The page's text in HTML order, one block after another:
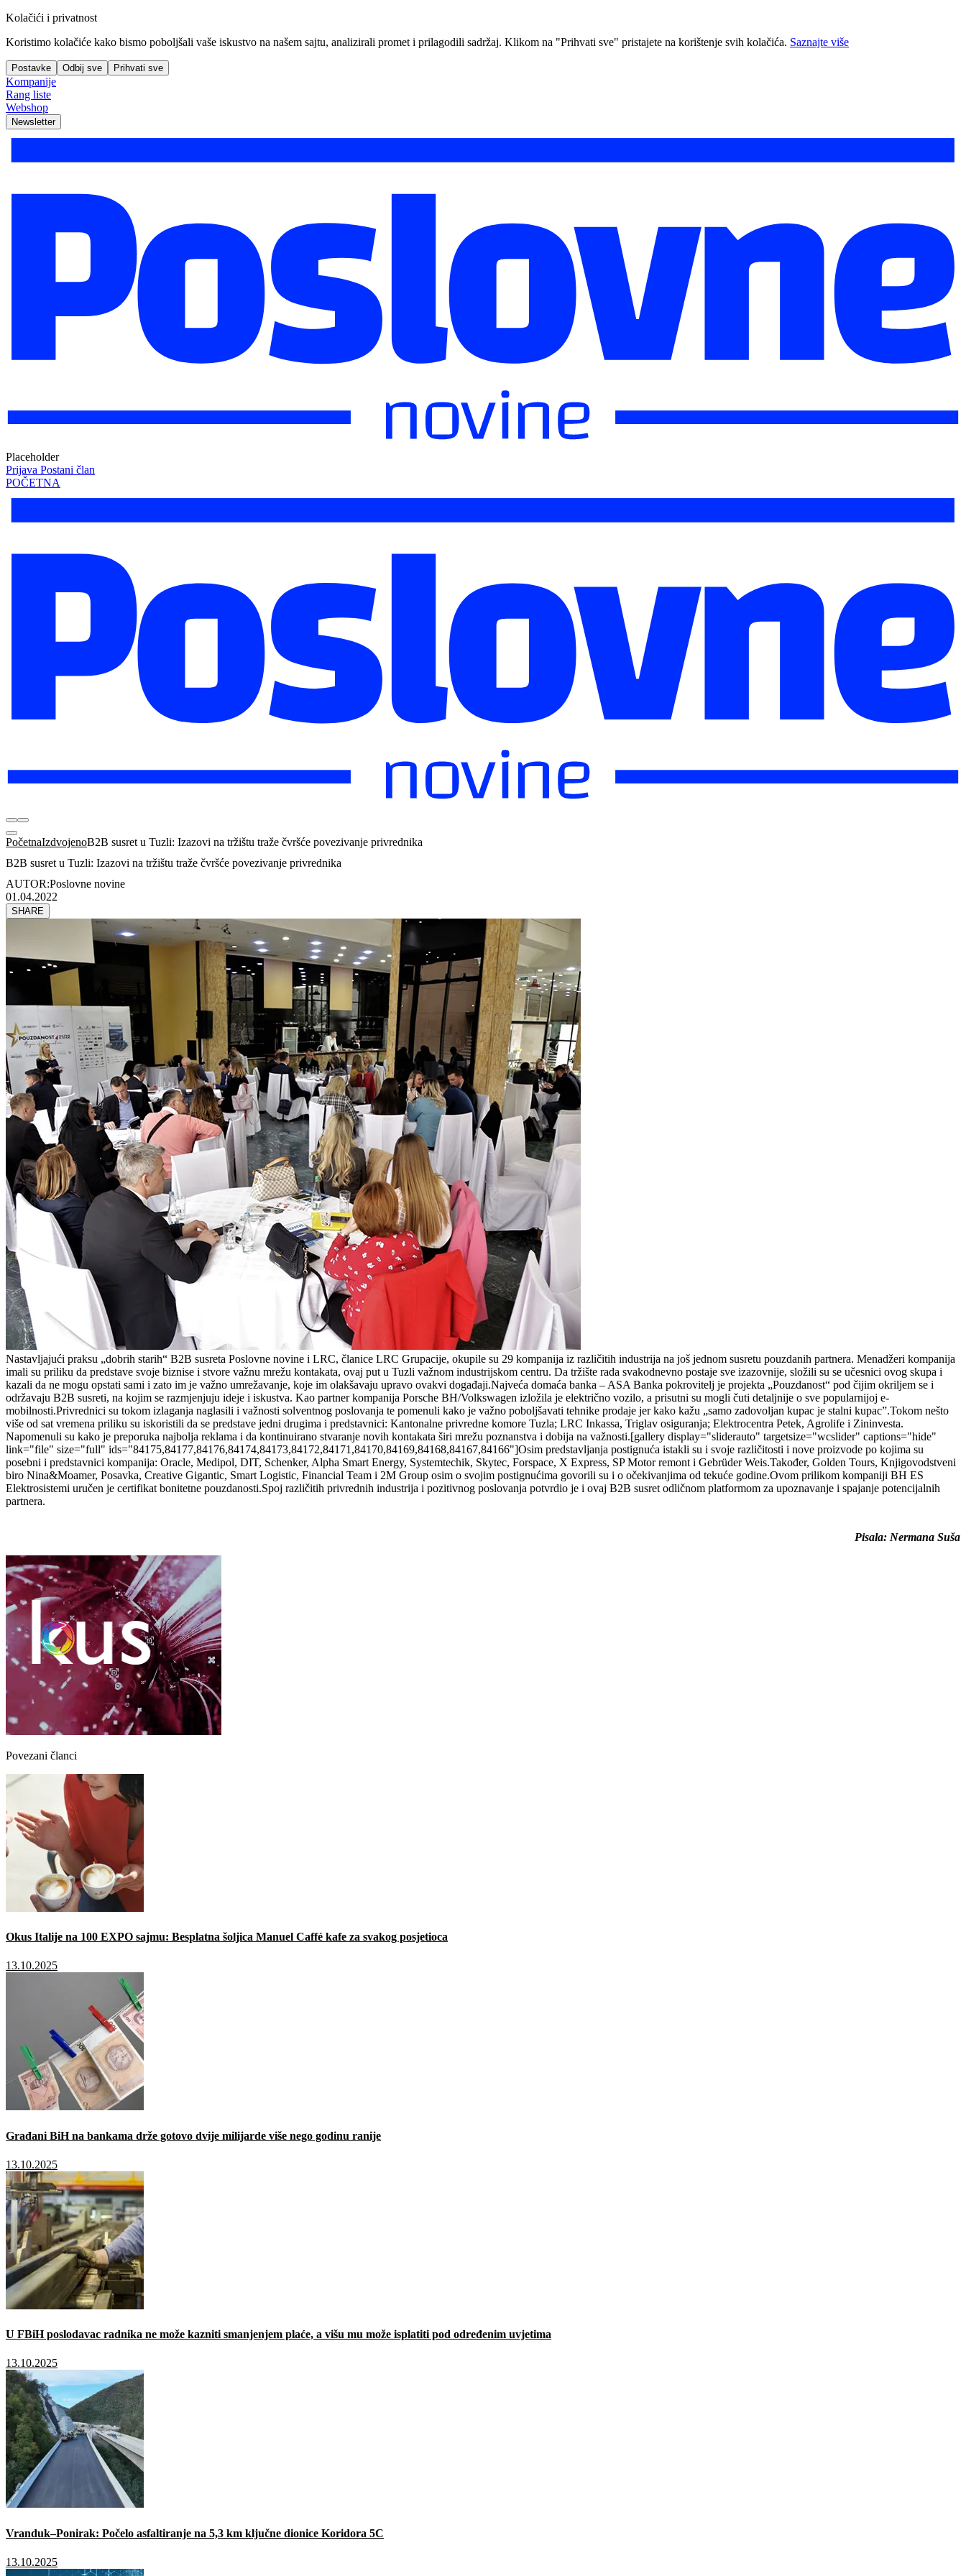
Kolačići i privatnost
Koristimo kolačiće kako bismo poboljšali vaše iskustvo na našem sajtu, analizirali promet i prilagodili sadržaj. Klikom na "Prihvati sve" pristajete na korištenje svih kolačića. Saznajte više
Postavke Odbij sve Prihvati sve
Kompanije
Rang liste
Webshop
Newsletter
Placeholder
Prijava Postani član
POČETNA
PočetnaIzdvojenoB2B susret u Tuzli: Izazovi na tržištu traže čvršće povezivanje privrednika
B2B susret u Tuzli: Izazovi na tržištu traže čvršće povezivanje privrednika
AUTOR:Poslovne novine
01.04.2022
SHARE
Nastavljajući praksu „dobrih starih“ B2B susreta Poslovne novine i LRC, članice LRC Grupacije, okupile su 29 kompanija iz različitih industrija na još jednom susretu pouzdanih partnera. Menadžeri kompanija
imali su priliku da predstave svoje biznise i stvore važnu mrežu kontakata, ovaj put u Tuzli važnom industrijskom centru. Da tržište rada svakodnevno postaje sve izazovnije, složili su se učesnici ovog skupa i
kazali da ne mogu opstati sami i zato im je važno umrežavanje, koje im olakšavaju upravo ovakvi događaji.Najveća domaća banka – ASA Banka pokrovitelj je projekta „Pouzdanost“ pod čijim okriljem se i
održavaju B2B susreti, na kojim se razmjenjuju ideje i iskustva. Kao partner kompanija Porsche BH/Volkswagen izložila je električno vozilo, a prisutni su mogli čuti detaljnije o sve popularnijoj e-
mobilnosti.Privrednici su tokom izlaganja naglasili i važnosti solventnog poslovanja te pomenuli kako je važno poboljšavati tehnike prodaje jer kako kažu „samo zadovoljan kupac je stalni kupac”.Tokom nešto
više od sat vremena priliku su iskoristili da se predstave jedni drugima i predstavnici: Kantonalne privredne komore Tuzla; LRC Inkassa, Triglav osiguranja; Elektrocentra Petek, Agrolife i Zininvesta.
Napomenuli su kako je preporuka najbolja reklama i da kontinuirano stvaranje novih kontakata širi mrežu poznanstva i dobija na važnosti.[gallery display="sliderauto" targetsize="wcslider" captions="hide"
link="file" size="full" ids="84175,84177,84176,84174,84173,84172,84171,84170,84169,84168,84167,84166"]Osim predstavljanja postignuća istakli su i svoje različitosti i nove proizvode po kojima su
posebni i predstavnici kompanija: Oracle, Medipol, DIT, Schenker, Alpha Smart Energy, Systemtechik, Skytec, Forspace, X Express, SP Motor remont i Gebrüder Weis.Također, Golden Tours, Knjigovodstveni
biro Nina&Moamer, Posavka, Creative Gigantic, Smart Logistic, Financial Team i 2M Group osim o svojim postignućima govorili su i o očekivanjima od tekuće godine.Ovom prilikom kompaniji BH ES
Elektrosistemi uručen je certifikat bonitetne pouzdanosti.Spoj različitih privrednih industrija i pozitivnog poslovanja potvrdio je i ovaj B2B susret odličnom platformom za upoznavanje i spajanje potencijalnih
partnera.
Pisala: Nermana Suša
Povezani članci
Okus Italije na 100 EXPO sajmu: Besplatna šoljica Manuel Caffé kafe za svakog posjetioca
13.10.2025
Građani BiH na bankama drže gotovo dvije milijarde više nego godinu ranije
13.10.2025
U FBiH poslodavac radnika ne može kazniti smanjenjem plaće, a višu mu može isplatiti pod određenim uvjetima
13.10.2025
Vranduk–Ponirak: Počelo asfaltiranje na 5,3 km ključne dionice Koridora 5C
13.10.2025